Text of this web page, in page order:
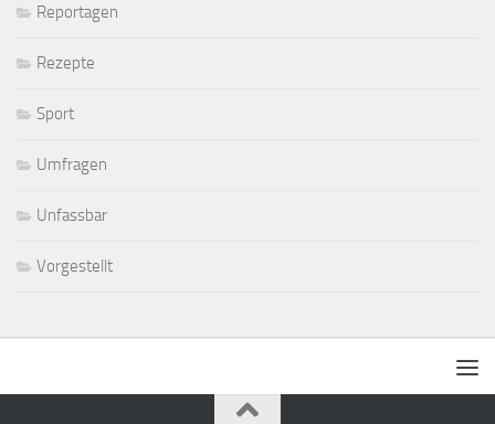
Reportagen
Rezepte
Sport
Umfragen
Unfassbar
Vorgestellt